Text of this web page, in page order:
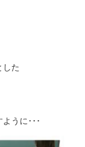
した
うに･･･